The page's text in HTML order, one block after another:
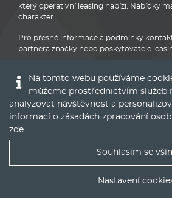
který operativní leasing nabízí. Nabídky
charakter.
Pro přesné informace a podmínky
partnera značky nebo poskytovatele
Na tomto webu používáme
můžeme prostřednictvím služeb
analyzovat návštěvnost a
informací o zásadách zpracování
zde.
Souhlasím se
Nastavení
Nejlepší nabídky operáku do Vašeho